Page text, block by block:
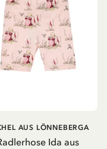
Ida aus
AUS LÖNNEBERGA